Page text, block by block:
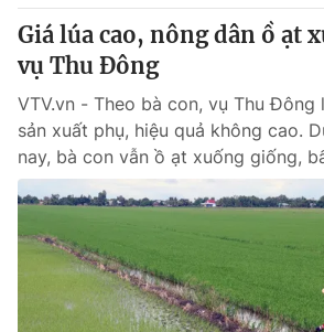
Chuyên mục
Chính trị
Xã hội
Pháp luật
Y tế
Thế giới
Giá lúa cao, nông dân ồ ạt
vụ Thu Đông
VTV.vn - Theo bà con, vụ Thu Đông
sản xuất phụ, hiệu quả không cao.
nay, bà con vẫn ồ ạt xuống giống,